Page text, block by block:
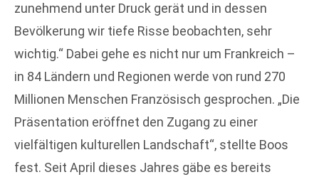
zunehmend unter Druck gerät und in dessen
Bevölkerung wir tiefe Risse beobachten, sehr
wichtig.“ Dabei gehe es nicht nur um Frankreich –
in 84 Ländern und Regionen werde von rund 270
Millionen Menschen Französisch gesprochen. „Die
Präsentation eröffnet den Zugang zu einer
vielfältigen kulturellen Landschaft“, stellte Boos
fest. Seit April dieses Jahres gäbe es bereits